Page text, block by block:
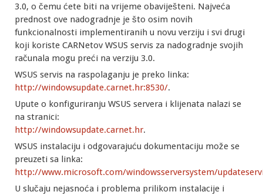
3.0, o čemu ćete biti na vrijeme obaviješteni. Najveća
prednost ove nadogradnje je što osim novih
funkcionalnosti implementiranih u novu verziju i svi drugi
koji koriste CARNetov WSUS servis za nadogradnje svojih
računala mogu preći na verziju 3.0.
WSUS servis na raspolaganju je preko linka:
http://windowsupdate.carnet.hr:8530/.
Upute o konfiguriranju WSUS servera i klijenata nalazi se
na stranici:
http://windowsupdate.carnet.hr.
WSUS instalaciju i odgovarajuću dokumentaciju može se
preuzeti sa linka:
http://www.microsoft.com/windowsserversystem/
U slučaju nejasnoća i problema prilikom instalacije i